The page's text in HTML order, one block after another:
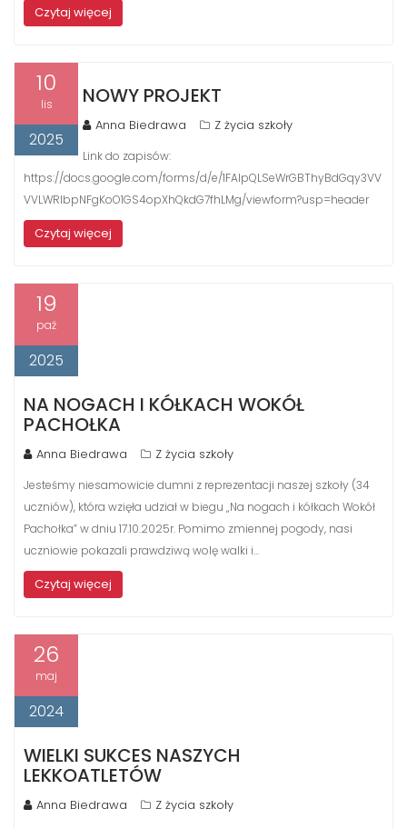
Czytaj więcej
10
lis
2025
NOWY PROJEKT
Anna Biedrawa Z życia szkoły
Link do zapisów:
https://docs.google.com/forms/d/e/1FAIpQLSeWrGBThyBdGqy3VV
VVLWRIbpNFgKoO1GS4opXhQkdG7fhLMg/viewform?usp=header
Czytaj więcej
19
paź
2025
NA NOGACH I KÓŁKACH WOKÓŁ
PACHOŁKA
Anna Biedrawa Z życia szkoły
Jesteśmy niesamowicie dumni z reprezentacji naszej szkoły (34
uczniów), która wzięła udział w biegu „Na nogach i kółkach Wokół
Pachołka” w dniu 17.10.2025r. Pomimo zmiennej pogody, nasi
uczniowie pokazali prawdziwą wolę walki i…
Czytaj więcej
26
maj
2024
WIELKI SUKCES NASZYCH
LEKKOATLETÓW
Anna Biedrawa Z życia szkoły